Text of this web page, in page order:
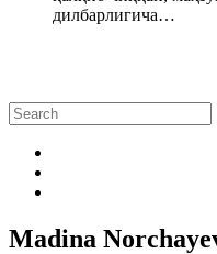
дилбарлигича…
Madina